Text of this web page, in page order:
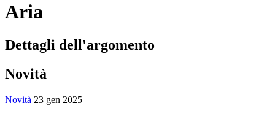
Aria
Dettagli dell'argomento
Novità
Novità 23 gen 2025